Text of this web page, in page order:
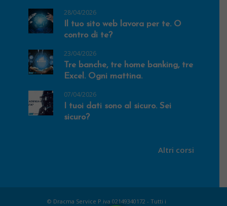
28/04/2026
Il tuo sito web lavora per te. O
contro di te?
23/04/2026
Tre banche, tre home banking, tre
Excel. Ogni mattina.
07/04/2026
I tuoi dati sono al sicuro. Sei
sicuro?
Altri corsi
© Dracma Service P.iva 02149340172 - Tutti i